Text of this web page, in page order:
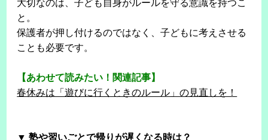
大切なのは、子ども自身がルールを守る意識を持つこ
と。
保護者が押し付けるのではなく、子どもに考えさせる
ことも必要です。
【あわせて読みたい！関連記事】
春休みは「遊びに行くときのルール」の見直しを！
▼ 塾や習いごとで帰りが遅くなる時は？